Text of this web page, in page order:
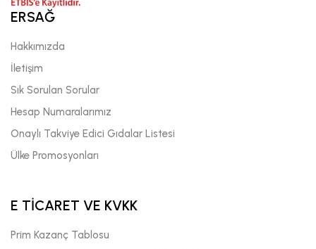
ERSAĞ
Hakkımızda
İletişim
Sık Sorulan Sorular
Hesap Numaralarımız
Onaylı Takviye Edici Gıdalar Listesi
Ülke Promosyonları
E TİCARET VE KVKK
Prim Kazanç Tablosu